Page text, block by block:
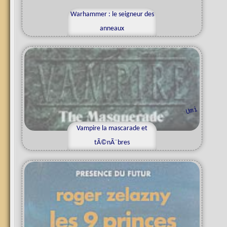
Warhammer : le seigneur des
anneaux
u
mi
Vampire la mascarade et
tÃ©nÃ¨bres